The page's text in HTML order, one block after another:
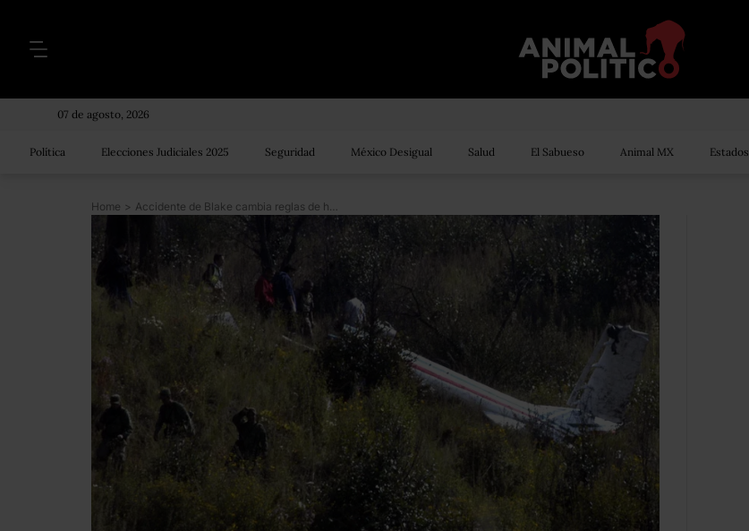
07 de agosto, 2026
Política Elecciones Judiciales 2025 Seguridad México Desigual Salud El Sabueso Animal MX Estados
Home > Accidente de Blake cambia reglas de helicópteros adscritos a Presidencia